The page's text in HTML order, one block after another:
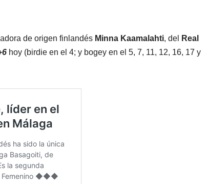
de origen finlandés Minna Kaamalahti, del
Real
hoy (birdie en el 4; y bogey en el 5, 7, 11, 12, 16, 17 y